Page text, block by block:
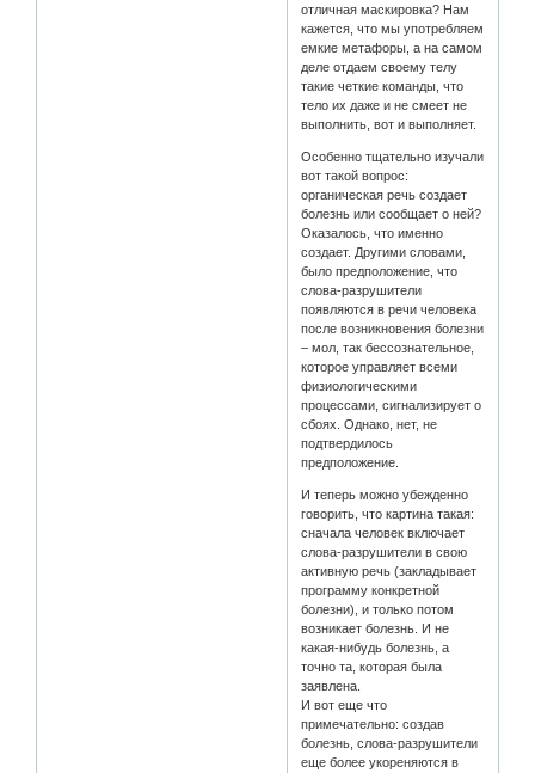
отличная маскировка? Нам
кажется, что мы употребляем
емкие метафоры, а на самом
деле отдаем своему телу
такие четкие команды, что
тело их даже и не смеет не
выполнить, вот и выполняет.
Особенно тщательно изучали
вот такой вопрос:
органическая речь создает
болезнь или сообщает о ней?
Оказалось, что именно
создает. Другими словами,
было предположение, что
слова-разрушители
появляются в речи человека
после возникновения болезни
– мол, так бессознательное,
которое управляет всеми
физиологическими
процессами, сигнализирует о
сбоях. Однако, нет, не
подтвердилось
предположение.
И теперь можно убежденно
говорить, что картина такая:
сначала человек включает
слова-разрушители в свою
активную речь (закладывает
программу конкретной
болезни), и только потом
возникает болезнь. И не
какая-нибудь болезнь, а
точно та, которая была
заявлена.
И вот еще что
примечательно: создав
болезнь, слова-разрушители
еще более укореняются в